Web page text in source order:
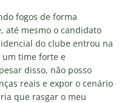
fogos de forma
até mesmo o candidato
do clube entrou na
um time forte e
disso, não posso
reais e expor o cenário
que rasgar o meu